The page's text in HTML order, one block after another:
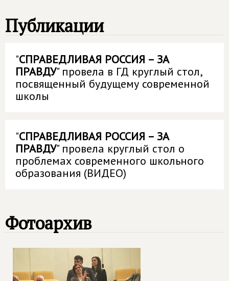
Публикации
"СПРАВЕДЛИВАЯ РОССИЯ – ЗА
ПРАВДУ" провела в ГД круглый стол,
посвященный будущему современной
школы
"СПРАВЕДЛИВАЯ РОССИЯ – ЗА
ПРАВДУ" провела круглый стол о
проблемах современного школьного
образования (ВИДЕО)
Фотоархив